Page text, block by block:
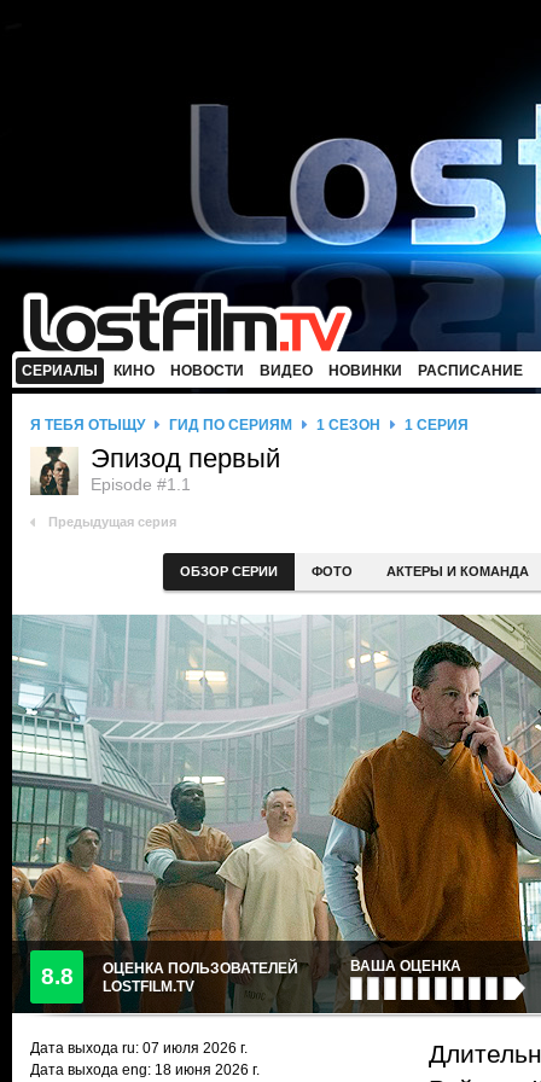
СЕРИАЛЫ КИНО НОВОСТИ ВИДЕО НОВИНКИ РАСПИСАНИЕ
Я ТЕБЯ ОТЫЩУ ГИД ПО СЕРИЯМ 1 СЕЗОН 1 СЕРИЯ
Эпизод первый
Episode #1.1
Предыдущая серия
ОБЗОР СЕРИИ ФОТО АКТЕРЫ И КОМАНДА
8.8
ОЦЕНКА ПОЛЬЗОВАТЕЛЕЙ
LOSTFILM.TV
ВАША ОЦЕНКА
Дата выхода ru: 07 июля 2026 г.
Дата выхода eng: 18 июня 2026 г.